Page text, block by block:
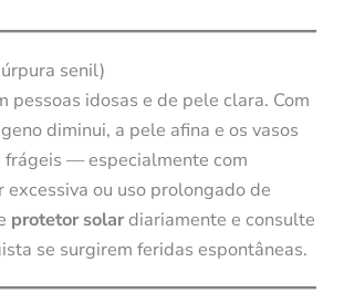
senil)
pessoas idosas e de pele clara. Com
diminui, a pele afina e os vasos
frágeis — especialmente com
excessiva ou uso prolongado de
protetor solardiariamente e consulte
se surgirem feridas espontâneas.